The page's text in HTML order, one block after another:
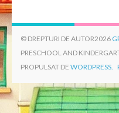
© DREPTURI DE AUTOR2026
PRESCHOOL AND
PROPULSAT DE WORDPRESS.